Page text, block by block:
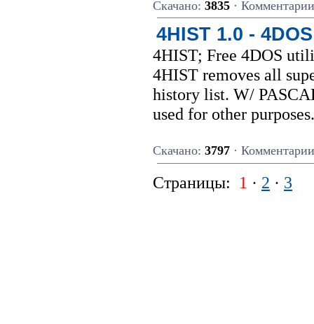
Скачано: 3835 ·
4HIST 1.0 -
4HIST; Free 4DOS
4HIST removes all
history list. W/
used for other purposes.
Скачано: 3797 ·
Страницы: 1 · 2 · 3